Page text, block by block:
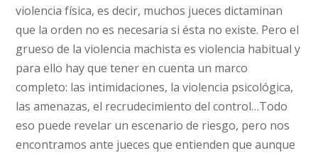
violencia física, es decir, muchos jueces dictaminan
que la orden no es necesaria si ésta no existe. Pero el
grueso de la violencia machista es violencia habitual y
para ello hay que tener en cuenta un marco
completo: las intimidaciones, la violencia psicológica,
las amenazas, el recrudecimiento del control…Todo
eso puede revelar un escenario de riesgo, pero nos
encontramos ante jueces que entienden que aunque